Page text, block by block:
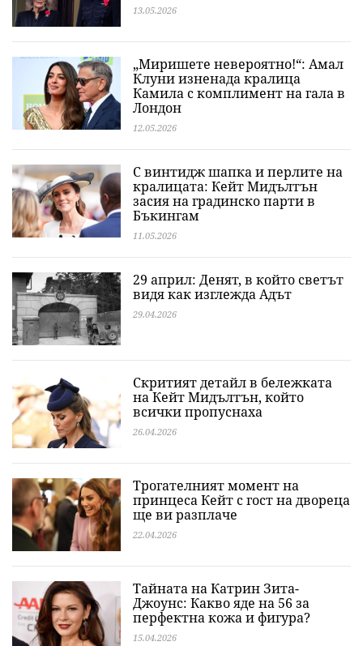
13.05.2026
„Миришете невероятно!“: Амал
Клуни изненада кралица
Камила с комплимент на гала в
Лондон
12.05.2026
С винтидж шапка и перлите на
кралицата: Кейт Мидълтън
засия на градинско парти в
Бъкингам
11.05.2026
29 април: Денят, в който светът
видя как изглежда Адът
29.04.2026
Скритият детайл в бележката
на Кейт Мидълтън, който
всички пропуснаха
26.04.2026
Трогателният момент на
принцеса Кейт с гост на двореца
ще ви разплаче
22.04.2026
Тайната на Катрин Зита-
Джоунс: Какво яде на 56 за
перфектна кожа и фигура?
15.04.2026